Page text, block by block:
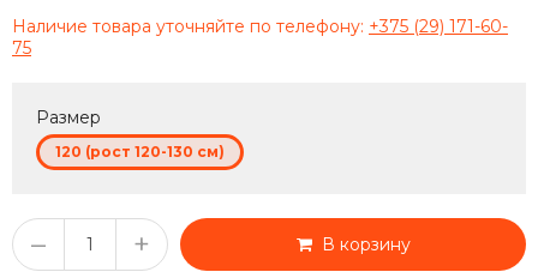
Наличие товара уточняйте по телефону: +375 (29) 171-60-
75
Размер
120 (рост 120-130 см)
– + В корзину